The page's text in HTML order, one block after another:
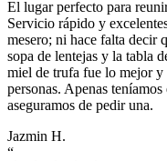
El lugar perfecto para
Servicio rápido y
mesero; ni hace falta decir
sopa de lentejas y la tabla
miel de trufa fue lo mejor y
personas. Apenas
aseguramos de pedir una.
Jazmin H.
“